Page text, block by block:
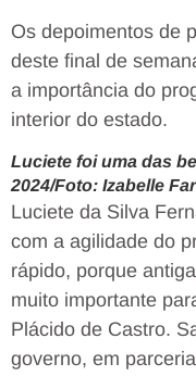
Os depoimentos de
deste final de
a importância do
interior do estado.
Luciete foi uma das
2024/Foto: Izabelle
Luciete da Silva
com a agilidade do
rápido, porque
muito importante
Plácido de Castro.
governo, em